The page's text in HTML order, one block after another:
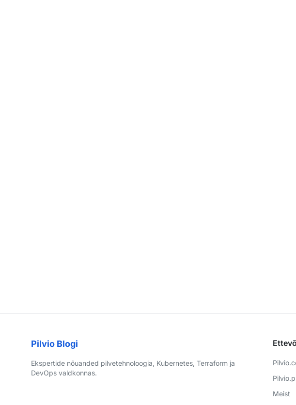
Pilvio Blogi
Ekspertide nõuanded pilvetehnoloogia, Kubernetes, Terraform ja
DevOps valdkonnas.
Meist